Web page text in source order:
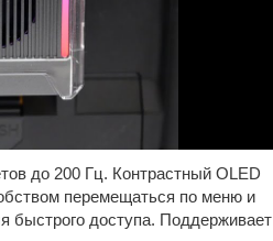
до 200 Гц. Контрастный OLED
перемещаться по меню и
быстрого доступа. Поддерживает